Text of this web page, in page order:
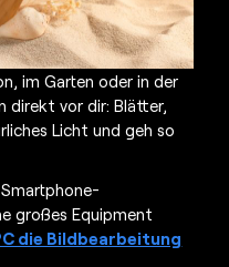
im Garten oder in der
direkt vor dir: Blätter,
Licht und geh so
großes Equipment
die Bildbearbeitung